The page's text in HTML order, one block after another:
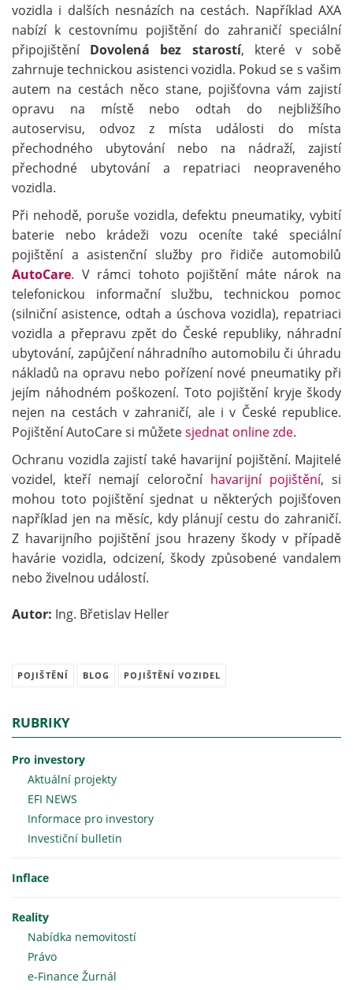
vozidla i dalších nesnázích na cestách. Například AXA
nabízí k cestovnímu pojištění do zahraničí speciální
připojištění Dovolená bez starostí, které v sobě
zahrnuje technickou asistenci vozidla. Pokud se s vašim
autem na cestách něco stane, pojišťovna vám zajistí
opravu na místě nebo odtah do nejbližšího
autoservisu, odvoz z místa události do místa
přechodného ubytování nebo na nádraží, zajistí
přechodné ubytování a repatriaci neopraveného
vozidla.
Při nehodě, poruše vozidla, defektu pneumatiky, vybití
baterie nebo krádeži vozu oceníte také speciální
pojištění a asistenční služby pro řidiče automobilů
AutoCare. V rámci tohoto pojištění máte nárok na
telefonickou informační službu, technickou pomoc
(silniční asistence, odtah a úschova vozidla), repatriaci
vozidla a přepravu zpět do České republiky, náhradní
ubytování, zapůjčení náhradního automobilu či úhradu
nákladů na opravu nebo pořízení nové pneumatiky při
jejím náhodném poškození. Toto pojištění kryje škody
nejen na cestách v zahraničí, ale i v České republice.
Pojištění AutoCare si můžetesjednat online zde.
Ochranu vozidla zajistí také havarijní pojištění. Majitelé
vozidel, kteří nemají celoroční havarijní pojištění, si
mohou toto pojištění sjednat u některých pojišťoven
například jen na měsíc, kdy plánují cestu do zahraničí.
Z havarijního pojištění jsou hrazeny škody v případě
havárie vozidla, odcizení, škody způsobené vandalem
nebo živelnou událostí.
Autor: Ing. Břetislav Heller
POJIŠTĚNÍ BLOG POJIŠTĚNÍ VOZIDEL
RUBRIKY
Pro investory
Aktuální projekty
EFI NEWS
Informace pro investory
Investiční bulletin
Inflace
Reality
Nabídka nemovitostí
Právo
e-Finance Žurnál